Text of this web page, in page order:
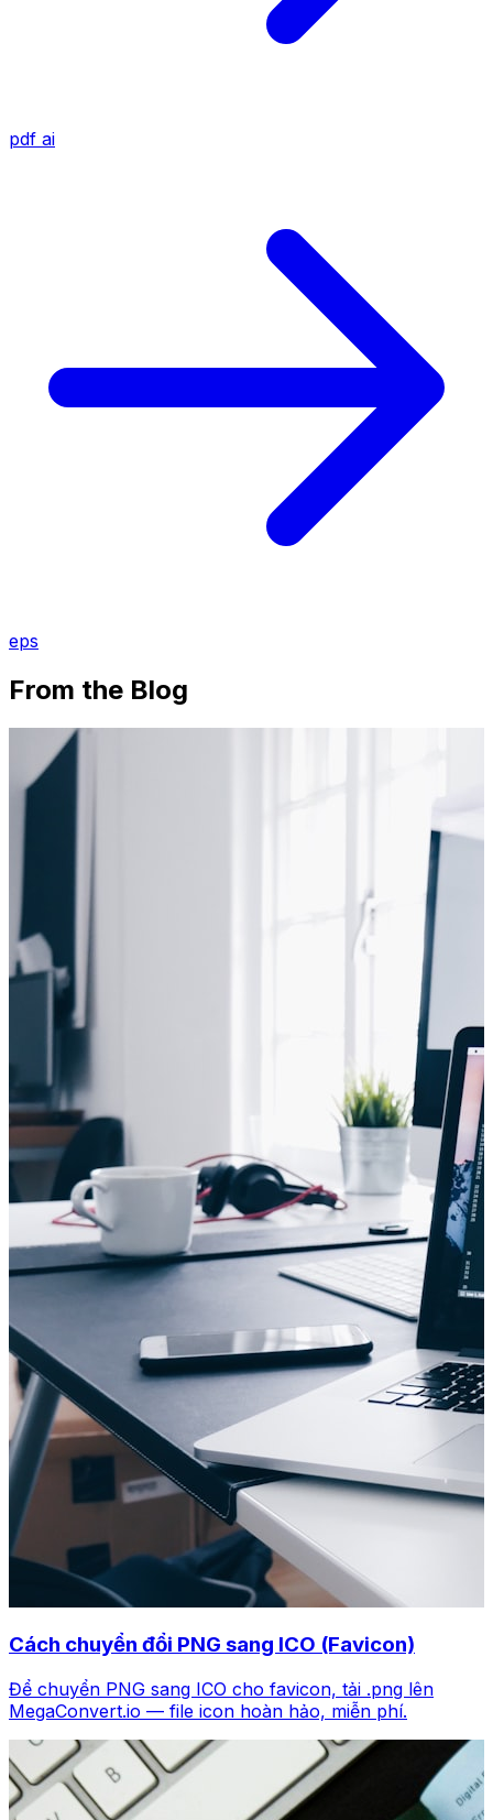
pdf ai
eps
From the Blog
Cách chuyển đổi PNG sang ICO (Favicon)
Để chuyển PNG sang ICO cho favicon, tải .png lên
MegaConvert.io — file icon hoàn hảo, miễn phí.